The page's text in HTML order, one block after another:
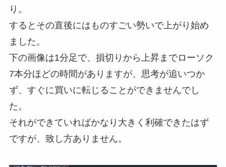
り。
するとその直後にはものすごい勢いで上がり始め
ました。
下の画像は1分足で、損切りから上昇までローソク
7本分ほどの時間がありますが、思考が追いつか
ず、すぐに買いに転じることができませんでし
た。
それができていればかなり大きく利確できたはず
ですが、致し方ありません。